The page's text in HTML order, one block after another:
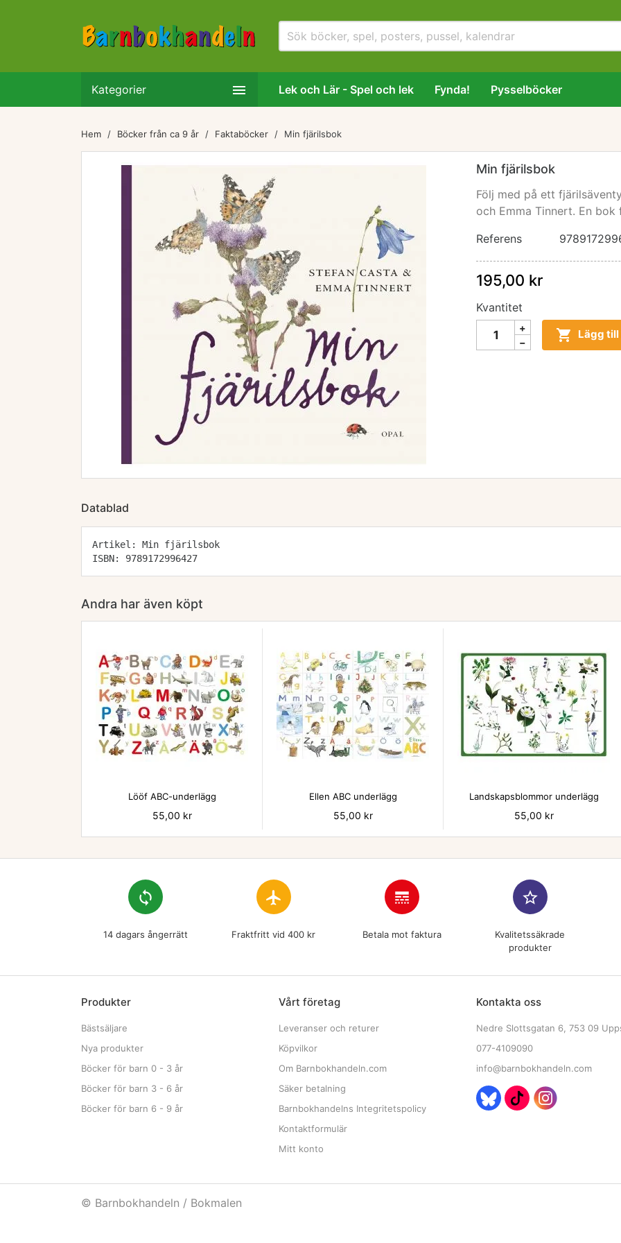
Kategorier  Lek och Lär - Spel och lek Fynda! Pysselböcker
Hem Böcker från ca 9 år Faktaböcker Min fjärilsbok
Min fjärilsbok
Följ med på ett
och Emma Tinnert. En bok
Referens
195,00 kr
Kvantitet
 Lägg
Datablad
Artikel: Min fjärilsbok
ISBN: 9789172996427
Andra har även köpt

Lööf ABC-underlägg
Pris
55,00 kr

Ellen ABC underlägg
Pris
55,00 kr
Landskapsblommor underlägg
Pris
55,00 kr
loop
14 dagars ångerrätt
flight
Fraktfritt vid 400 kr
line_style
Betala mot faktura
star_border
Kvalitetssäkrade
produkter
Produkter
Bästsäljare
Nya produkter
Böcker för barn 0 - 3 år
Böcker för barn 3 - 6 år
Böcker för barn 6 - 9 år
Vårt företag
Leveranser och returer
Köpvilkor
Om Barnbokhandeln.com
Säker betalning
Barnbokhandelns Integritetspolicy
Kontaktformulär
Mitt konto
Kontakta oss
Nedre Slottsgatan 6, 753 09
077-4109090
info@barnbokhandeln.com
© Barnbokhandeln / Bokmalen